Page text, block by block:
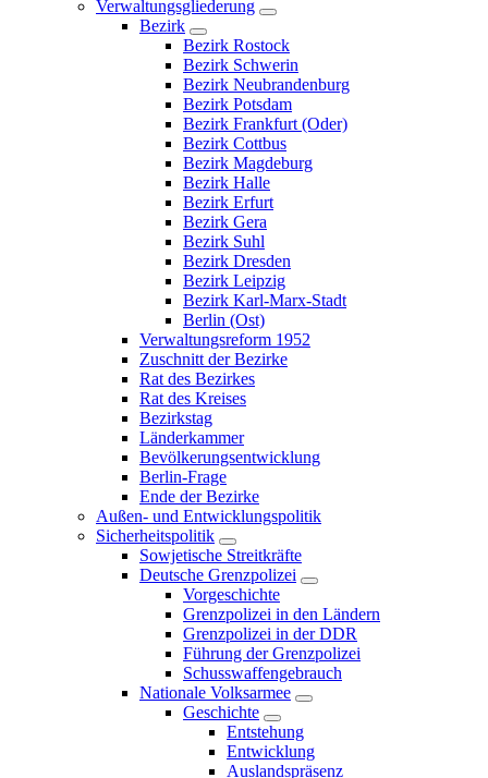
Verwaltungsgliederung
Bezirk
Bezirk Rostock
Bezirk Schwerin
Bezirk Neubrandenburg
Bezirk Potsdam
Bezirk Frankfurt (Oder)
Bezirk Cottbus
Bezirk Magdeburg
Bezirk Halle
Bezirk Erfurt
Bezirk Gera
Bezirk Suhl
Bezirk Dresden
Bezirk Leipzig
Bezirk Karl-Marx-Stadt
Berlin (Ost)
Verwaltungsreform 1952
Zuschnitt der Bezirke
Rat des Bezirkes
Rat des Kreises
Bezirkstag
Länderkammer
Bevölkerungsentwicklung
Berlin-Frage
Ende der Bezirke
Außen- und Entwicklungspolitik
Sicherheitspolitik
Sowjetische Streitkräfte
Deutsche Grenzpolizei
Vorgeschichte
Grenzpolizei in den Ländern
Grenzpolizei in der DDR
Führung der Grenzpolizei
Schusswaffengebrauch
Nationale Volksarmee
Geschichte
Entstehung
Entwicklung
Auslandspräsenz